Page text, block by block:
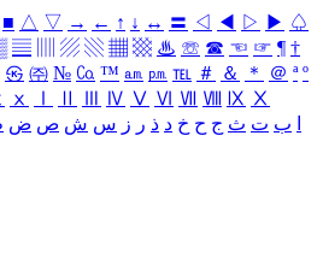
■ △ ▽ → ← ↑ ↓ ↔ 〓 ◁ ◀ ▷ ▶ ♤
▤ ▨ ▧ ▦ ▩ ♨ ☏ ☎ ☜ ☞ ¶ †
㉿ ㈜ № ㏇ ™ ㏂ ㏘ ℡ ＃ ＆ ＊ ＠ ª º
ⅹ Ⅳ Ⅴ Ⅵ Ⅶ Ⅷ Ⅸ Ⅹ
ب ت ث ج ح خ د ذ ر ز س ش ص ض